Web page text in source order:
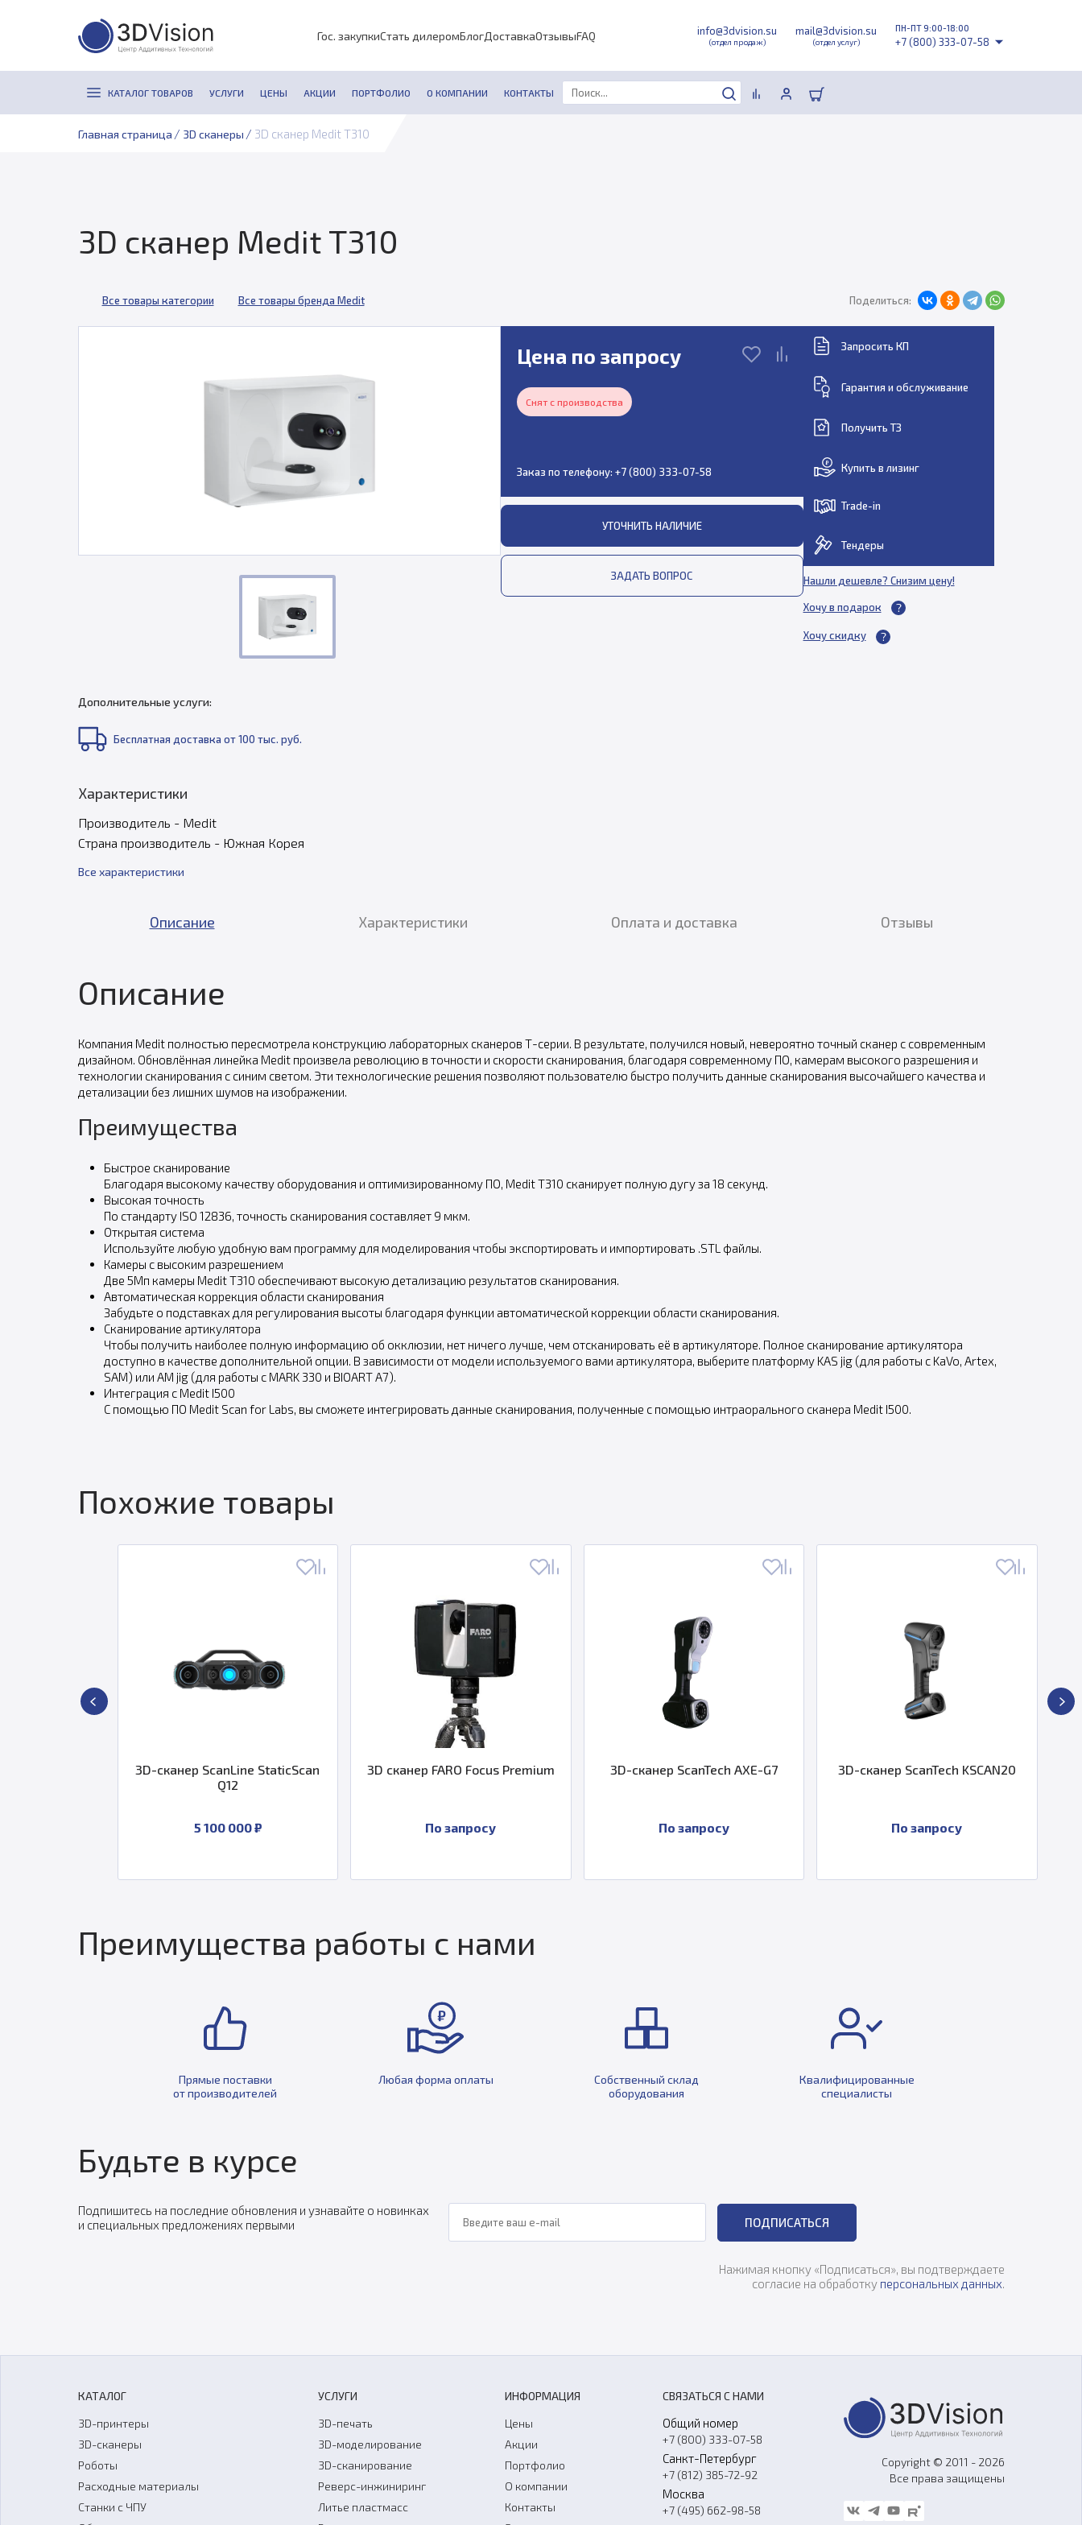
Гос. закупкиСтать дилеромБлогДоставкаОтзывыFAQ info@3dvision.su
(отдел продаж)
mail@3dvision.su
(отдел услуг)
ПН-ПТ 9:00-18:00
+7 (800) 333-07-58
КАТАЛОГ ТОВАРОВ УСЛУГИ ЦЕНЫ АКЦИИ ПОРТФОЛИО О КОМПАНИИ КОНТАКТЫ
Главная страница / 3D сканеры / 3D сканер Medit T310
3D сканер Medit T310
Все товары категории Все товары бренда Medit Поделиться:
Цена по запросу
Снят с производства
Заказ по телефону: +7 (800) 333-07-58
УТОЧНИТЬ НАЛИЧИЕ
ЗАДАТЬ ВОПРОС
Запросить КП
Гарантия и обслуживание
Получить ТЗ
Купить в лизинг
Trade-in
Тендеры
Нашли дешевле? Снизим цену!
Хочу в подарок
Хочу скидку
Дополнительные услуги:
Бесплатная доставка от 100 тыс. руб.
Характеристики
Производитель - Medit
Страна производитель - Южная Корея
Все характеристики
Описание Характеристики Оплата и доставка Отзывы
Описание
Компания Medit полностью пересмотрела конструкцию лабораторных сканеров Т-серии. В результате, получился новый, невероятно точный сканер с современным
дизайном. Обновлённая линейка Medit произвела революцию в точности и скорости сканирования, благодаря современному ПО, камерам высокого разрешения и
технологии сканирования с синим светом. Эти технологические решения позволяют пользователю быстро получить данные сканирования высочайшего качества и
детализации без лишних шумов на изображении.
Преимущества
Быстрое сканирование
Благодаря высокому качеству оборудования и оптимизированному ПО, Medit T310 сканирует полную дугу за 18 секунд.
Высокая точность
По стандарту ISO 12836, точность сканирования составляет 9 мкм.
Открытая система
Используйте любую удобную вам программу для моделирования чтобы экспортировать и импортировать .STL файлы.
Камеры с высоким разрешением
Две 5Мп камеры Medit T310 обеспечивают высокую детализацию результатов сканирования.
Автоматическая коррекция области сканирования
Забудьте о подставках для регулирования высоты благодаря функции автоматической коррекции области сканирования.
Сканирование артикулятора
Чтобы получить наиболее полную информацию об окклюзии, нет ничего лучше, чем отсканировать её в артикуляторе. Полное сканирование артикулятора
доступно в качестве дополнительной опции. В зависимости от модели используемого вами артикулятора, выберите платформу KAS jig (для работы с KaVo, Artex,
SAM) или AM jig (для работы с MARK 330 и BIOART A7).
Интеграция с Medit I500
С помощью ПО Medit Scan for Labs, вы сможете интегрировать данные сканирования, полученные с помощью интраорального сканера Medit I500.
Похожие товары
3D-сканер ScanLine StaticScan
5 100 000 ₽
3D сканер FARO Focus Premium
По запросу
3D-сканер ScanTech AXE-G7
По запросу
3D-сканер ScanTech KSCAN20
По запросу
Преимущества работы с нами
Прямые поставки
от производителей
Любая форма оплаты
Собственный склад
оборудования
Квалифицированные
специалисты
Будьте в курсе
Подпишитесь на последние обновления и узнавайте о новинках
и специальных предложениях первыми
ПОДПИСАТЬСЯ
Нажимая кнопку «Подписаться», вы подтверждаете
согласие на обработку персональных данных.
КАТАЛОГ
3D-принтеры
3D-сканеры
Роботы
Расходные материалы
Станки с ЧПУ
УСЛУГИ
3D-печать
3D-моделирование
3D-сканирование
Реверс-инжиниринг
Литье пластмасс
ИНФОРМАЦИЯ
Цены
Акции
Портфолио
О компании
Контакты
СВЯЗАТЬСЯ С НАМИ
Общий номер
+7 (800) 333-07-58
Санкт-Петербург
+7 (812) 385-72-92
Москва
+7 (495) 662-98-58
Copyright © 2011 - 2026
Все права защищены